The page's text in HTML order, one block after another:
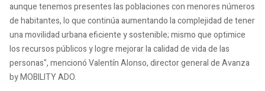
aunque tenemos presentes las poblaciones con menores números
de habitantes, lo que continúa aumentando la complejidad de tener
una movilidad urbana eficiente y sostenible; mismo que optimice
los recursos públicos y logre mejorar la calidad de vida de las
personas", mencionó Valentín Alonso, director general de Avanza
by MOBILITY ADO.